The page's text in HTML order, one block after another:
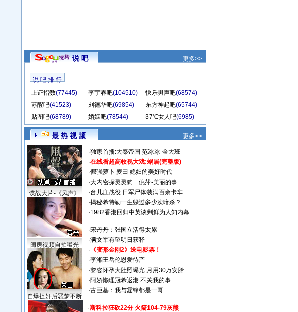
说 吧 更多>>
说 吧 排 行
上证指数(77445) 李宇春吧(104510) 快乐男声吧(68574)
苏醒吧(41523) 刘德华吧(69854) 东方神起吧(65744)
贴图吧(68789) 婚姻吧(78544) 37℃女人吧(6985)
最 热 视 频 更多>>
谍战大片-《风声》
闺房视频自拍曝光
自爆捉奸后恶梦不断
·独家首播:大秦帝国 范冰冰-金大班
·在线看超高收视大戏:蜗居(完整版)
·倔强萝卜 麦田 媳妇的美好时代
·大内密探灵灵狗
倪萍-美丽的事
·台儿庄战役 日军尸体装满百余卡车
·揭秘希特勒一生躲过多少次暗杀？
·1982香港回归中英谈判鲜为人知内幕
·宋丹丹：张国立活得太累
·满文军有望明日获释
· 《变形金刚2》送电影票！
·李湘王岳伦恩爱待产
·黎姿怀孕大肚照曝光 月用30万安胎
·阿娇懒理冠希返港:不关我的事
·古巨基：我与霆锋都是一哥
·斯科拉狂砍22分 火箭104-79灰熊